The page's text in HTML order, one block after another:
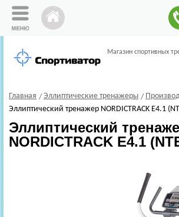
Магазин спортивных
Главная Эллиптические тренажеры
Эллиптический тренажер NORDICTRACK E4.1
Эллиптический
NORDICTRACK E4.1